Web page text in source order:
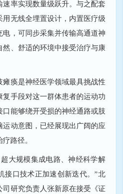
率实现数量级跃升。与之配套
用无线全埋置设计，内置医疗级
，可同步采集并传输高通道神
、舒适的环境中接受治疗与康
痪是神经医学领域最具挑战性
复手段对这一群体患者的运动功
能够绕开受损的神经通路或肢
动意图，已经展现出广阔的应
路径。
规模集成电路、神经科学解
接口技术正加速创新迭代。”北
研究负责人张新原在接受《证